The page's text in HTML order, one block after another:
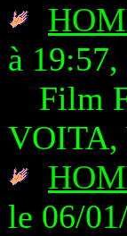
à 19:57,
Film
VOITA,
le 06/